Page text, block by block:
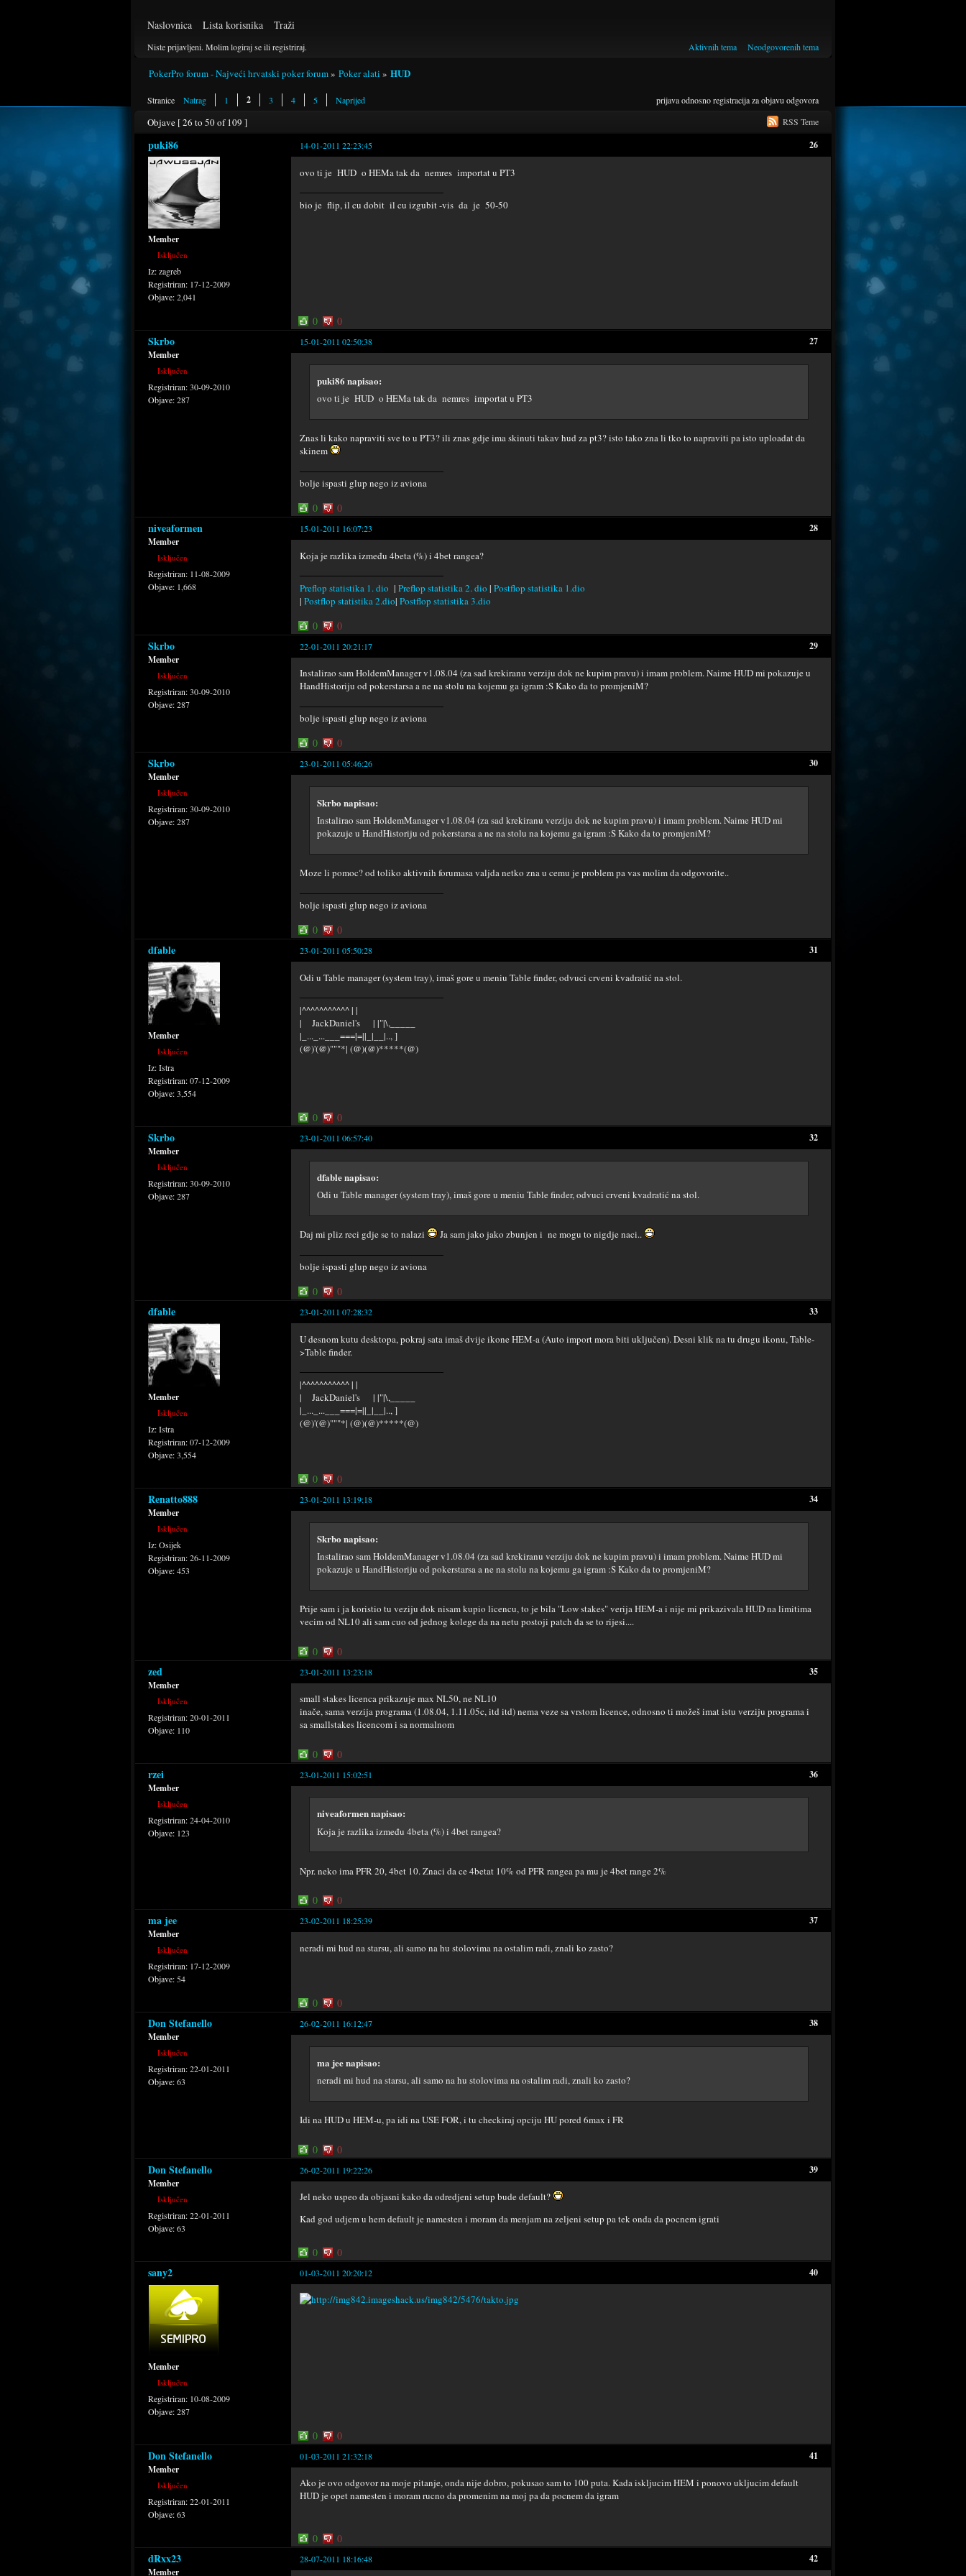
Naslovnica Lista korisnika Traži
Aktivnih tema Neodgovorenih tema
Niste prijavljeni. Molim logiraj se ili registriraj.
PokerPro forum - Najveći hrvatski poker forum» Poker alati » HUD
Stranice Natrag 1 2 3 4 5 Naprijed prijavaodnosnoregistracijaza objavu odgovora
RSS Teme
Objave [ 26 to 50 of 109 ]
26
puki86 14-01-2011 22:23:45
Member
Isključen
Iz:zagreb
Registriran: 17-12-2009
Objave:2,041
ovo ti je HUD o HEMa tak da nemres importat u PT3
bio je flip, il cu dobit il cu izgubit -vis da je 50-50
0 0
27
Skrbo 15-01-2011 02:50:38
Member
Isključen
Registriran:30-09-2010
Objave:287
puki86 napisao:
ovo ti je HUD o HEMa tak da nemres importat u PT3
Znas li kako napraviti sve to u PT3? ili znas gdje ima skinuti takav hud za pt3? isto tako zna li tko to napraviti pa isto uploadat da
skinem
bolje ispasti glup nego iz aviona
0 0
28
niveaformen 15-01-2011 16:07:23
Member
Isključen
Registriran: 11-08-2009
Objave: 1,668
Koja je razlika između 4beta (%) i 4bet rangea?
Preflop statistika 1. dio | Preflop statistika 2. dio | Postflop statistika 1.dio
| Postflop statistika 2.dio| Postflop statistika 3.dio
0 0
29
Skrbo 22-01-2011 20:21:17
Member
Isključen
Registriran:30-09-2010
Objave:287
Instalirao sam HoldemManager v1.08.04 (za sad krekiranu verziju dok ne kupim pravu) i imam problem. Naime HUD mi pokazuje u
HandHistoriju od pokerstarsa a ne na stolu na kojemu ga igram :S Kako da to promjeniM?
bolje ispasti glup nego iz aviona
0 0
30
Skrbo 23-01-2011 05:46:26
Member
Isključen
Registriran:30-09-2010
Objave:287
Skrbo napisao:
Instalirao sam HoldemManager v1.08.04 (za sad krekiranu verziju dok ne kupim pravu) i imam problem. Naime HUD mi
pokazuje u HandHistoriju od pokerstarsa a ne na stolu na kojemu ga igram :S Kako da to promjeniM?
Moze li pomoc? od toliko aktivnih forumasa valjda netko zna u cemu je problem pa vas molim da odgovorite..
bolje ispasti glup nego iz aviona
0 0
31
dfable 23-01-2011 05:50:28
Member
Isključen
Iz:Istra
Registriran:07-12-2009
Objave:3,554
Odi u Table manager (system tray), imaš gore u meniu Table finder, odvuci crveni kvadratić na stol.
|^^^^^^^^^^^ | |
| JackDaniel's | |"|\,_____
|_..._...___===|=||_|__|.., ]
(@)'(@)"""*| (@)(@)*****(@)
0 0
32
Skrbo 23-01-2011 06:57:40
Member
Isključen
Registriran:30-09-2010
Objave:287
dfable napisao:
Odi u Table manager (system tray), imaš gore u meniu Table finder, odvuci crveni kvadratić na stol.
Daj mi pliz reci gdje se to nalazi Ja sam jako jako zbunjen i ne mogu to nigdje naci..
bolje ispasti glup nego iz aviona
0 0
33
dfable 23-01-2011 07:28:32
Member
Isključen
Iz:Istra
Registriran:07-12-2009
Objave:3,554
U desnom kutu desktopa, pokraj sata imaš dvije ikone HEM-a (Auto import mora biti uključen). Desni klik na tu drugu ikonu, Table-
>Table finder.
|^^^^^^^^^^^ | |
| JackDaniel's | |"|\,_____
|_..._...___===|=||_|__|.., ]
(@)'(@)"""*| (@)(@)*****(@)
0 0
34
Renatto888 23-01-2011 13:19:18
Member
Isključen
Iz:Osijek
Registriran:26-11-2009
Objave:453
Skrbo napisao:
Instalirao sam HoldemManager v1.08.04 (za sad krekiranu verziju dok ne kupim pravu) i imam problem. Naime HUD mi
pokazuje u HandHistoriju od pokerstarsa a ne na stolu na kojemu ga igram :S Kako da to promjeniM?
Prije sam i ja koristio tu veziju dok nisam kupio licencu, to je bila "Low stakes" verija HEM-a i nije mi prikazivala HUD na limitima
vecim od NL10 ali sam cuo od jednog kolege da na netu postoji patch da se to rijesi....
0 0
35
zed 23-01-2011 13:23:18
Member
Isključen
Registriran:20-01-2011
Objave: 110
small stakes licenca prikazuje max NL50, ne NL10
inače, sama verzija programa (1.08.04, 1.11.05c, itd itd) nema veze sa vrstom licence, odnosno ti možeš imat istu verziju programa i
sa smallstakes licencom i sa normalnom
0 0
36
rzei 23-01-2011 15:02:51
Member
Isključen
Registriran:24-04-2010
Objave: 123
niveaformen napisao:
Koja je razlika između 4beta (%) i 4bet rangea?
Npr. neko ima PFR 20, 4bet 10. Znaci da ce 4betat 10% od PFR rangea pa mu je 4bet range 2%
0 0
37
ma jee 23-02-2011 18:25:39
Member
Isključen
Registriran: 17-12-2009
Objave: 54
neradi mi hud na starsu, ali samo na hu stolovima na ostalim radi, znali ko zasto?
0 0
38
Don Stefanello 26-02-2011 16:12:47
Member
Isključen
Registriran:22-01-2011
Objave:63
ma jee napisao:
neradi mi hud na starsu, ali samo na hu stolovima na ostalim radi, znali ko zasto?
Idi na HUD u HEM-u, pa idi na USE FOR, i tu checkiraj opciju HU pored 6max i FR
0 0
39
Don Stefanello 26-02-2011 19:22:26
Member
Isključen
Registriran:22-01-2011
Objave:63
Jel neko uspeo da objasni kako da odredjeni setup bude default?
Kad god udjem u hem default je namesten i moram da menjam na zeljeni setup pa tek onda da pocnem igrati
0 0
40
sany2 01-03-2011 20:20:12
Member
Isključen
Registriran: 10-08-2009
Objave:287
0 0
41
Don Stefanello 01-03-2011 21:32:18
Member
Isključen
Registriran:22-01-2011
Objave:63
Ako je ovo odgovor na moje pitanje, onda nije dobro, pokusao sam to 100 puta. Kada iskljucim HEM i ponovo ukljucim default
HUD je opet namesten i moram rucno da promenim na moj pa da pocnem da igram
0 0
42
dRxx23 28-07-2011 18:16:48
Member